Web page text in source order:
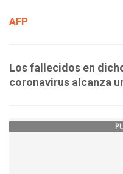
AFP
Los fallecidos en
coronavirus alcanza